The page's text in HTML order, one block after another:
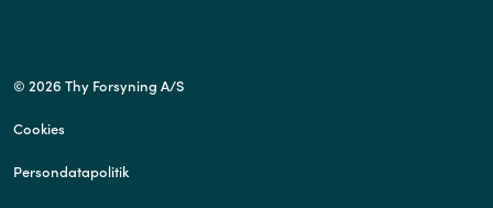
© 2026 Thy Forsyning A/S
Cookies
Persondatapolitik